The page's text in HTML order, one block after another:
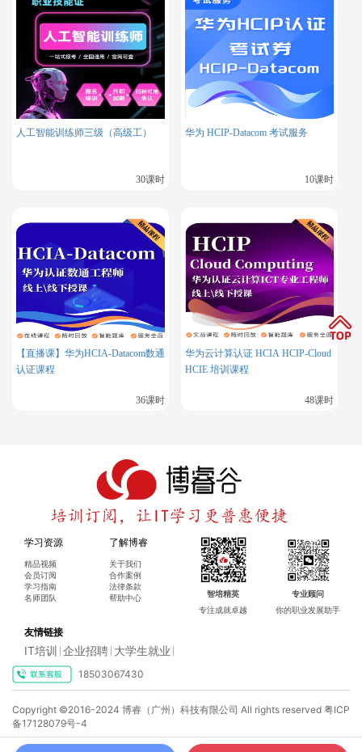
的，虽然OCP是对于一些中小型企业来说需求比较大。
但是你也可以在工作当中学习到不少东西，之后还可以
继续深造，考个OCM的证书，就可以往更大型的企业
发展。
人工智能训练师三级（高级工）
30课时
华为 HCIP-Datacom 考试服务
10课时
【直播课】华为HCIA-Datacom数通
认证课程
36课时
华为云计算认证 HCIA HCIP-Cloud
HCIE 培训课程
48课时
学习资源
精品视频
会员订阅
学习指南
名师团队
了解博睿
关于我们
合作案例
法律条款
帮助中心
智培精英
专注成就卓越
专业顾问
你的职业发展助手
友情链接
IT培训 企业招聘 大学生就业
18503067430
Copyright ©2016-2024 博睿（广州）科技有限公司 All rights reserved 粤ICP
备17128079号-4